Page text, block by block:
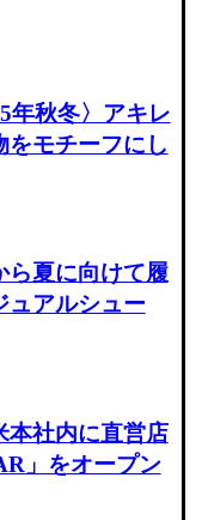
年秋冬〉アキレ
をモチーフにし
ら夏に向けて履
ュアルシュー
本社内に直営店
」をオープン